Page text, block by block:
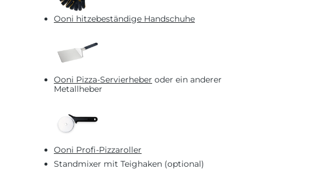
Ooni hitzebeständige Handschuhe
Ooni Pizza-Servierheber oder ein anderer
Metallheber
Ooni Profi-Pizzaroller
Standmixer mit Teighaken (optional)